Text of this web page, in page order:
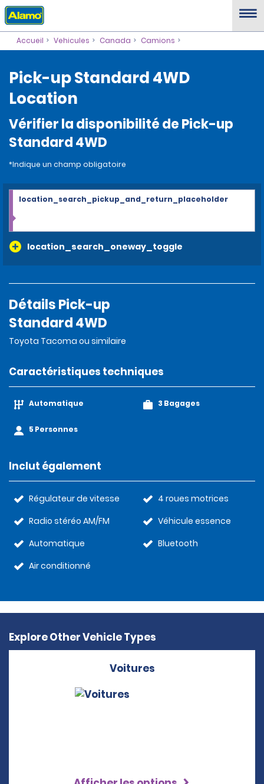
Accueil Vehicules Canada Camions
Pick-up Standard 4WD
Location
Vérifier la disponibilité de Pick-up
Standard 4WD
*Indique un champ obligatoire
location_search_oneway_toggle
location_search_pickup_and_return_placeholder
Détails Pick-up
Standard 4WD
Toyota Tacoma ou similaire
Caractéristiques techniques
Automatique
5 Personnes
3 Bagages
Inclut également
Régulateur de vitesse
Radio stéréo AM/FM
Automatique
Air conditionné
4 roues motrices
Véhicule essence
Bluetooth
Explore Other Vehicle Types
Voitures